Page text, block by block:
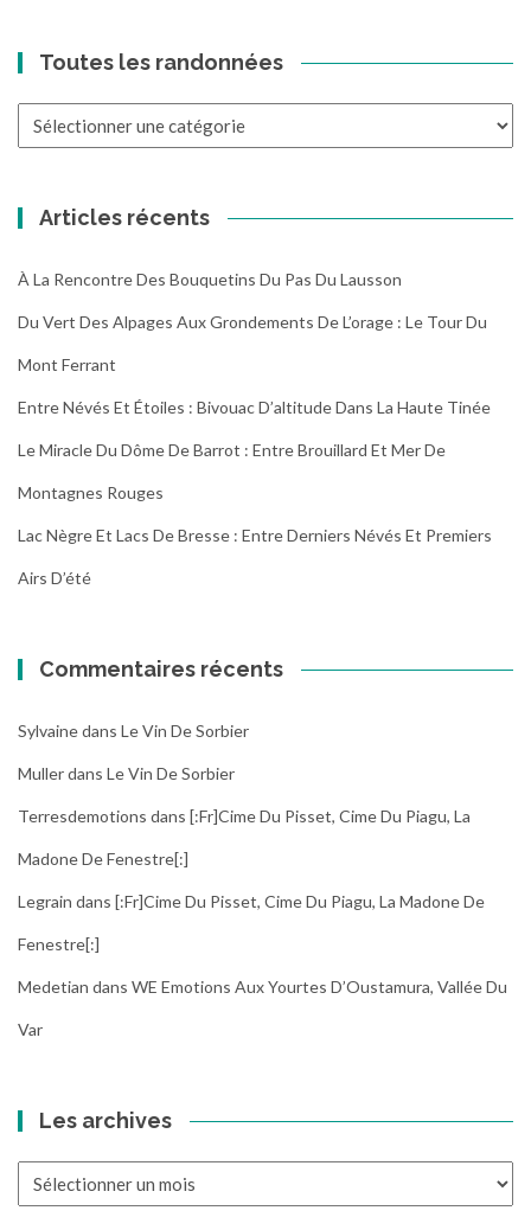
Toutes les randonnées
Articles récents
À La Rencontre Des Bouquetins Du Pas Du Lausson
Du Vert Des Alpages Aux Grondements De L’orage : Le Tour Du
Mont Ferrant
Entre Névés Et Étoiles : Bivouac D’altitude Dans La Haute Tinée
Le Miracle Du Dôme De Barrot : Entre Brouillard Et Mer De
Montagnes Rouges
Lac Nègre Et Lacs De Bresse : Entre Derniers Névés Et Premiers
Airs D’été
Commentaires récents
Sylvainedans Le Vin De Sorbier
Mullerdans Le Vin De Sorbier
Terresdemotions dans [:fr]Cime Du Pisset, Cime Du Piagu, La
Madone De Fenestre[:]
Legrain dans [:fr]Cime Du Pisset, Cime Du Piagu, La Madone De
Fenestre[:]
Medetian dans WE Emotions Aux Yourtes D’Oustamura, Vallée Du
Var
Les archives